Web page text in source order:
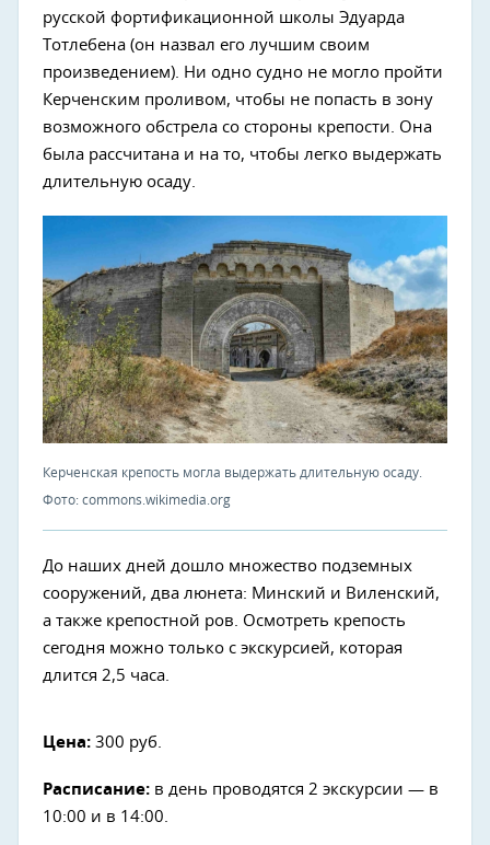
русской фортификационной школы Эдуарда
Тотлебена (он назвал его лучшим своим
произведением). Ни одно судно не могло пройти
Керченским проливом, чтобы не попасть в зону
возможного обстрела со стороны крепости. Она
была рассчитана и на то, чтобы легко выдержать
длительную осаду.
Керченская крепость могла выдержать длительную осаду.
Фото: commons.wikimedia.org
До наших дней дошло множество подземных
сооружений, два люнета: Минский и Виленский,
а также крепостной ров. Осмотреть крепость
сегодня можно только с экскурсией, которая
длится 2,5 часа.
Цена: 300 руб.
Расписание: в день проводятся 2 экскурсии — в
10:00 и в 14:00.